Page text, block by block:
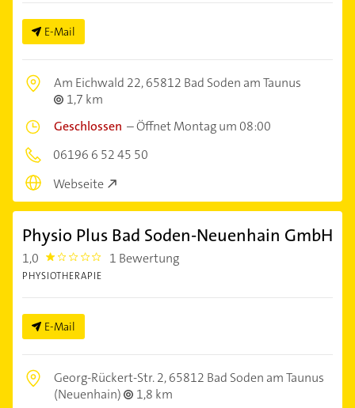
E-Mail
Am Eichwald 22,65812 Bad Soden am Taunus
1,7 km
Geschlossen –Öffnet Montag um 08:00
06196 6 52 45 50
Webseite
Physio Plus Bad Soden-Neuenhain GmbH
1,0 1.0 1 Bewertung
PHYSIOTHERAPIE
E-Mail
Georg-Rückert-Str. 2,65812 Bad Soden am Taunus
(Neuenhain)
1,8 km